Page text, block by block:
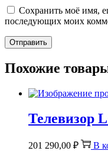
Сохранить моё имя,
последующих моих
Похожие
Телевизор
201 290,00 ₽ В